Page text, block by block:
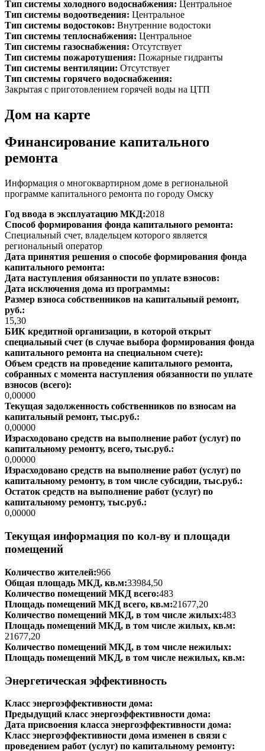
Тип системы холодного водоснабжения: Центральное
Тип системы водоотведения: Центральное
Тип системы водостоков: Внутренние водостоки
Тип системы теплоснабжения: Центральное
Тип системы газоснабжения: Отсутствует
Тип системы пожаротушения: Пожарные гидранты
Тип системы вентиляции: Отсутствует
Тип системы горячего водоснабжения:
Закрытая с приготовлением горячей воды на ЦТП
Дом на карте
Финансирование капитального
ремонта
Информация о многоквартирном доме в региональной
программе капитального ремонта по городу Омску
Год ввода в эксплуатацию МКД:2018
Способ формирования фонда капитального ремонта:
Специальный счет, владельцем которого является
региональный оператор
Дата принятия решения о способе формирования фонда
капитального ремонта:
Дата наступления обязанности по уплате взносов:
Дата исключения дома из программы:
Размер взноса собственников на капитальный ремонт,
руб.:
15,30
БИК кредитной организации, в которой открыт
специальный счет (в случае выбора формирования фонда
капитального ремонта на специальном счете):
Объем средств на проведение капитального ремонта,
собранных с момента наступления обязанности по уплате
взносов (всего):
0,00000
Текущая задолженность собственников по взносам на
капитальный ремонт, тыс.руб.:
0,00000
Израсходовано средств на выполнение работ (услуг) по
капитальному ремонту, всего, тыс.руб.:
0,00000
Израсходовано средств на выполнение работ (услуг) по
капитальному ремонту, в том числе субсидии, тыс.руб.:
Остаток средств на выполнение работ (услуг) по
капитальному ремонту, тыс.руб.:
0,00000
Текущая информация по кол-ву и площади
помещений
Количество жителей:966
Общая площадь МКД, кв.м:33984,50
Количество помещений МКД всего:483
Площадь помещений МКД всего, кв.м:21677,20
Количество помещений МКД, в том числе жилых:483
Площадь помещений МКД, в том числе жилых, кв.м:
21677,20
Количество помещений МКД, в том числе нежилых:
Площадь помещений МКД, в том числе нежилых, кв.м:
Энергетическая эффективность
Класс энергоэффективности дома:
Предыдущий класс энергоэффективности дома:
Дата присвоения класса энергоэффективности дома:
Класс энергоэффективности дома изменен в связи с
проведением работ (услуг) по капитальному ремонту: